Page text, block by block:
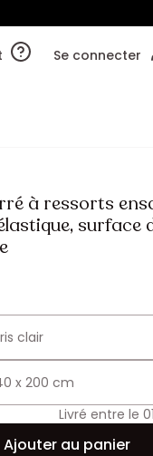
Se connecter
à ressorts
surface
clair
x 200 cm
Livré entre le
Ajouter au panier